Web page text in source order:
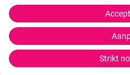
Regio Eindhoven:
Strikt